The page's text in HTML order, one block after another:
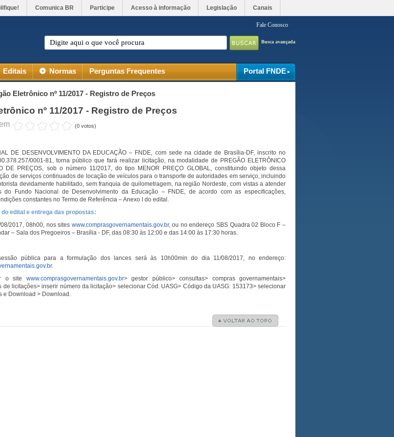
Comunica BR Participe Acesso à informação Legislação Canais
Fale Conosco
Busca avançada
Editais Normas Portal FNDE
Perguntas Frequentes
Eletrônico nº 11/2017 - Registro de Preços
nº 11/2017 - Registro de Preços
(0 votos)
DE DESENVOLVIMENTO DA EDUCAÇÃO – FNDE, com sede na cidade de Brasília-DF, inscrito no
0001-81, torna público que fará realizar licitação, na modalidade de PREGÃO ELETRÔNICO
DE PREÇOS, sob o número 11/2017, do tipo MENOR PREÇO GLOBAL, constituindo objeto dessa
de serviços continuados de locação de veículos para o transporte de autoridades em serviço, incluindo
devidamente habilitado, sem franquia de quilometragem, na região Nordeste, com vistas a atender
do Fundo Nacional de Desenvolvimento da Educação – FNDE, de acordo com as especificações,
constantes no Termo de Referência – Anexo I do edital.
edital e entrega das propostas:
2017, 08h00, nos sites www.comprasgovernamentais.gov.br, ou no endereço SBS Quadra 02 Bloco F –
– Sala dos Pregoeiros – Brasília - DF, das 08:30 às 12:00 e das 14:00 às 17:30 horas.
pública para a formulação dos lances será às 10h00min do dia 11/08/2017, no endereço:
.
o site www.comprasgovernamentais.gov.br> gestor público> consultas> compras governamentais>
de licitações> inserir número da licitação> selecionar Cód. UASG> Código da UASG: 153173> selecionar
e Download > Download.